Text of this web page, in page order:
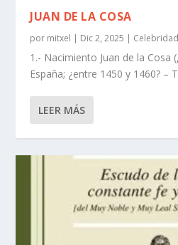
JUAN DE LA COSA
por mitxel | Dic 2, 2025 |
1.- Nacimiento Juan de la Cosa
España; ¿entre 1450 y 1460? –
LEER MÁS